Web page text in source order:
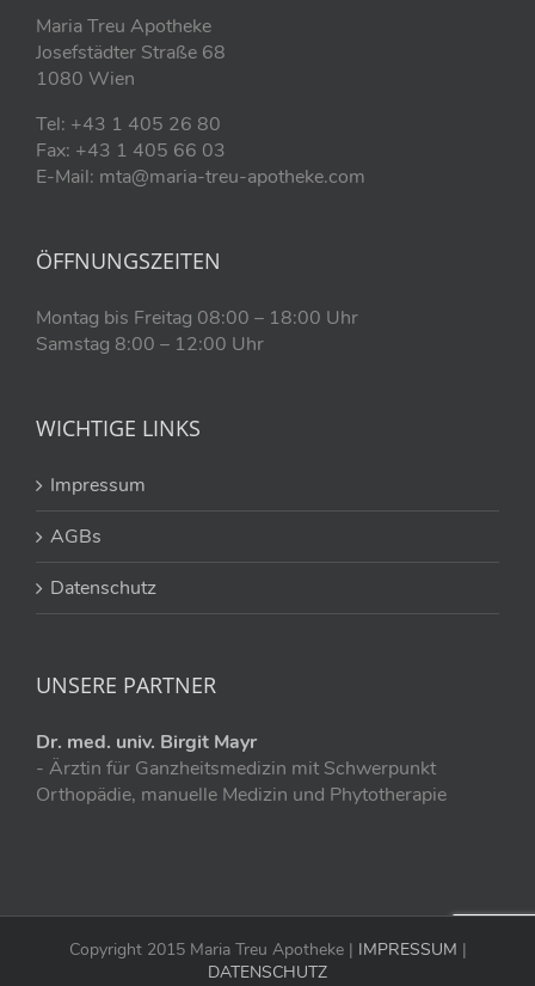
Maria Treu Apotheke
Josefstädter Straße 68
1080 Wien
Tel: +43 1 405 26 80
Fax: +43 1 405 66 03
E-Mail: mta@maria-treu-apotheke.com
ÖFFNUNGSZEITEN
Montag bis Freitag 08:00 – 18:00 Uhr
Samstag 8:00 – 12:00 Uhr
WICHTIGE LINKS
Impressum
AGBs
Datenschutz
UNSERE PARTNER
Dr. med. univ. Birgit Mayr
- Ärztin für Ganzheitsmedizin mit Schwerpunkt
Orthopädie, manuelle Medizin und Phytotherapie
Copyright 2015 Maria Treu Apotheke | IMPRESSUM |
DATENSCHUTZ